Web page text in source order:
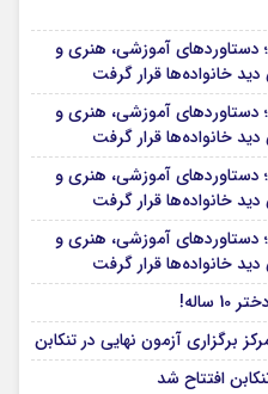
دستاوردهای آموزشی، هنری و
خانواده‌ها قرار گرفت
دستاوردهای آموزشی، هنری و
خانواده‌ها قرار گرفت
دستاوردهای آموزشی، هنری و
خانواده‌ها قرار گرفت
دستاوردهای آموزشی، هنری و
خانواده‌ها قرار گرفت
برگزاری آزمون نهایی در تنکابن
افتتاح شد